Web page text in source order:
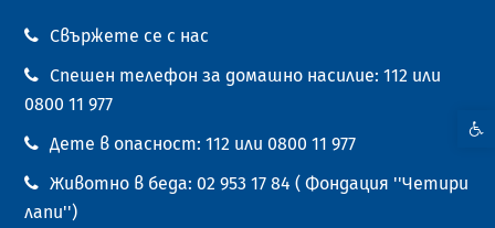
Свържете се с нас
Спешен телефон за домашно насилие: 112 или
0800 11 977
Дете в опасност: 112 или 0800 11 977
Животно в беда: 02 953 17 84 ( Фондация ''Четири
лапи'')